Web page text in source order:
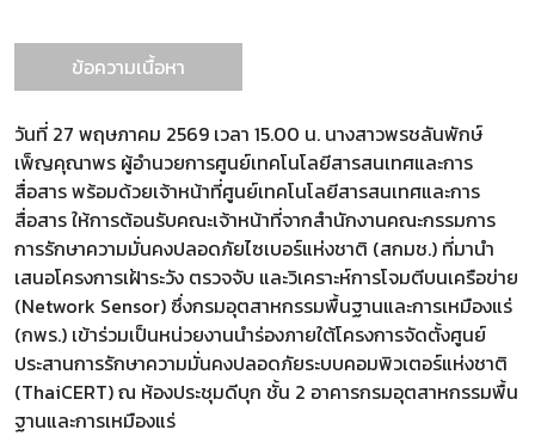
ข้อความเนื้อหา
วันที่ 27 พฤษภาคม 2569 เวลา 15.00 น. นางสาวพรชลันพักษ์
เพ็ญคุณาพร ผู้อำนวยการศูนย์เทคโนโลยีสารสนเทศและการ
สื่อสาร พร้อมด้วยเจ้าหน้าที่ศูนย์เทคโนโลยีสารสนเทศและการ
สื่อสาร ให้การต้อนรับคณะเจ้าหน้าที่จากสำนักงานคณะกรรมการ
การรักษาความมั่นคงปลอดภัยไซเบอร์แห่งชาติ (สกมช.) ที่มานำ
เสนอโครงการเฝ้าระวัง ตรวจจับ และวิเคราะห์การโจมตีบนเครือข่าย
(Network Sensor) ซึ่งกรมอุตสาหกรรมพื้นฐานและการเหมืองแร่
(กพร.) เข้าร่วมเป็นหน่วยงานนำร่องภายใต้โครงการจัดตั้งศูนย์
ประสานการรักษาความมั่นคงปลอดภัยระบบคอมพิวเตอร์แห่งชาติ
(ThaiCERT) ณ ห้องประชุมดีบุก ชั้น 2 อาคารกรมอุตสาหกรรมพื้น
ฐานและการเหมืองแร่